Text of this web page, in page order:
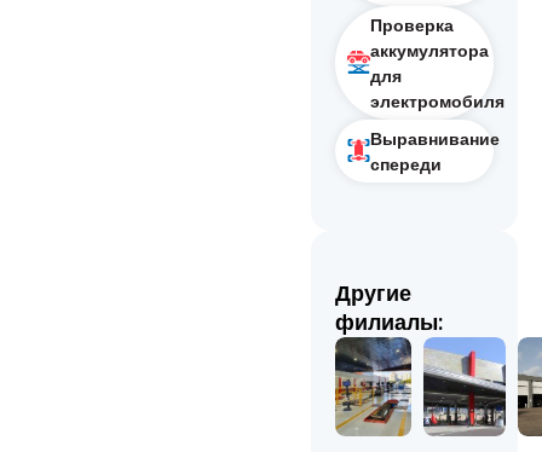
Проверка
аккумулятора
для
электромобиля
Выравнивание
спереди
Другие
филиалы: